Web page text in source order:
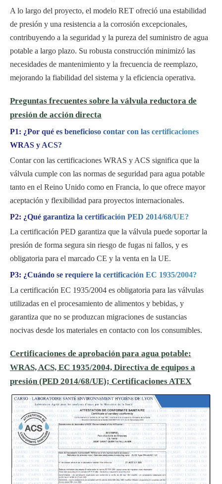
A lo largo del proyecto, el modelo RET ofreció una estabilidad
de presión y una resistencia a la corrosión excepcionales,
contribuyendo a la seguridad y la pureza del suministro de agua
potable a largo plazo. Su robusta construcción minimizó las
necesidades de mantenimiento y la frecuencia de reemplazo,
mejorando la fiabilidad del sistema y la eficiencia operativa.
Preguntas frecuentes sobre la válvula reductora de
presión de acción directa
P1: ¿Por qué es beneficioso contar con las certificaciones
WRAS y ACS?
Contar con las certificaciones WRAS y ACS significa que la
válvula cumple con las normas de seguridad para agua potable
tanto en el Reino Unido como en Francia, lo que ofrece mayor
aceptación y flexibilidad para proyectos internacionales.
P2: ¿Qué garantiza la certificación PED 2014/68/UE?
La certificación PED garantiza que la válvula puede soportar la
presión de forma segura sin riesgo de fugas ni fallos, y es
obligatoria para el marcado CE y la venta en la UE.
P3: ¿Cuándo se requiere la certificación EC 1935/2004?
La certificación EC 1935/2004 es obligatoria para las válvulas
utilizadas en el procesamiento de alimentos y bebidas, y
garantiza que no se produzcan migraciones de sustancias
nocivas desde los materiales en contacto con los consumibles.
Certificaciones de aprobación para agua potable:
WRAS, ACS, EC 1935/2004, Directiva de equipos a
presión (PED 2014/68/UE); Certificaciones ATEX